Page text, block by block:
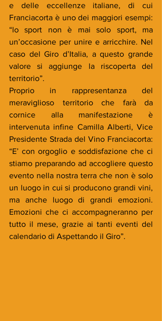
e delle eccellenze italiane, di cui
Franciacorta è uno dei maggiori esempi:
“lo sport non è mai solo sport, ma
un’occasione per unire e arricchire. Nel
caso del Giro d’Italia, a questo grande
valore si aggiunge la riscoperta del
territorio”.
Proprio in rappresentanza del
meraviglioso territorio che farà da
cornice alla manifestazione è
intervenuta infine Camilla Alberti, Vice
Presidente Strada del Vino Franciacorta:
“E’ con orgoglio e soddisfazione che ci
stiamo preparando ad accogliere questo
evento nella nostra terra che non è solo
un luogo in cui si producono grandi vini,
ma anche luogo di grandi emozioni.
Emozioni che ci accompagneranno per
tutto il mese, grazie ai tanti eventi del
calendario di Aspettando il Giro”.